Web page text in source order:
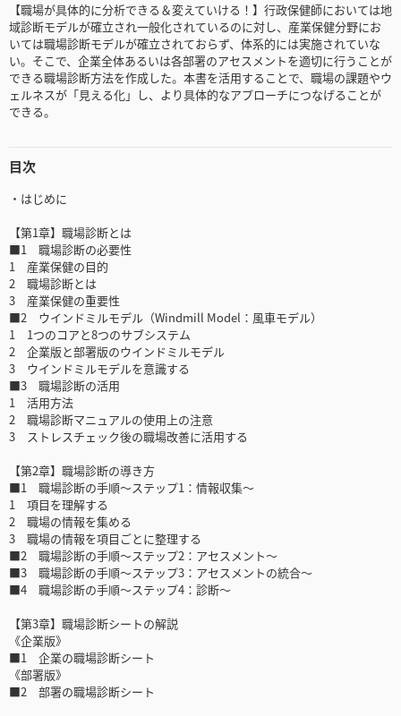
【職場が具体的に分析できる＆変えていける！】行政保健師においては地
域診断モデルが確立され一般化されているのに対し、産業保健分野にお
いては職場診断モデルが確立されておらず、体系的には実施されていな
い。そこで、企業全体あるいは各部署のアセスメントを適切に行うことが
できる職場診断方法を作成した。本書を活用することで、職場の課題やウ
ェルネスが「見える化」し、より具体的なアプローチにつなげることが
できる。
目次
・はじめに
【第1章】職場診断とは
■1 職場診断の必要性
1 産業保健の目的
2 職場診断とは
3 産業保健の重要性
■2 ウインドミルモデル（Windmill Model：風車モデル）
1 1つのコアと8つのサブシステム
2 企業版と部署版のウインドミルモデル
3 ウインドミルモデルを意識する
■3 職場診断の活用
1 活用方法
2 職場診断マニュアルの使用上の注意
3 ストレスチェック後の職場改善に活用する
【第2章】職場診断の導き方
■1 職場診断の手順～ステップ1：情報収集～
1 項目を理解する
2 職場の情報を集める
3 職場の情報を項目ごとに整理する
■2 職場診断の手順～ステップ2：アセスメント～
■3 職場診断の手順～ステップ3：アセスメントの統合～
■4 職場診断の手順～ステップ4：診断～
【第3章】職場診断シートの解説
《企業版》
■1 企業の職場診断シート
《部署版》
■2 部署の職場診断シート